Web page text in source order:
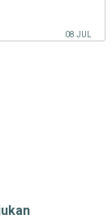
08 JUL